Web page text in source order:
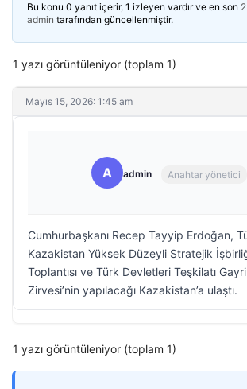
Bu konu 0 yanıt içerir, 1 izleyen vardır ve en son
admin tarafından güncellenmiştir.
1 yazı görüntüleniyor (toplam 1)
Mayıs 15, 2026: 1:45 am
A admin Anahtar yönetici
Cumhurbaşkanı Recep Tayyip Erdoğan,
Kazakistan Yüksek Düzeyli Stratejik
Toplantısı ve Türk Devletleri Teşkilatı
Zirvesi’nin yapılacağı Kazakistan’a ulaştı.
1 yazı görüntüleniyor (toplam 1)